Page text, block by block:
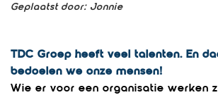
Geplaatst door: Jonnie
TDC Groep heeft veel talenten. En
bedoelen we onze mensen!
Wie er voor een organisatie werken